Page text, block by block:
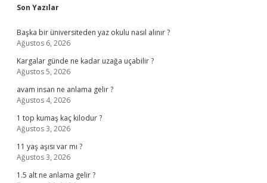
Sidebar
Son Yazılar
Başka bir üniversiteden yaz okulu nasıl alınır ?
Ağustos 6, 2026
Kargalar günde ne kadar uzağa uçabilir ?
Ağustos 5, 2026
avam insan ne anlama gelir ?
Ağustos 4, 2026
1 top kumaş kaç kilodur ?
Ağustos 3, 2026
11 yaş aşısı var mı ?
Ağustos 3, 2026
1.5 alt ne anlama gelir ?